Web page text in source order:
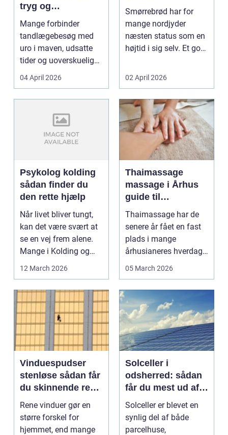
tryg og
professionel
tandpleje
Mange forbinder
tandlægebesøg med
uro i maven, udsatte
tider og uoverskuelige
priser. Samtidig ved
04 April 2026
Smørrebrød har for
mange nordjyder
næsten status som en
højtid i sig selv. Et godt
02 April 2026
Psykolog kolding
sådan finder du
den rette hjælp
Når livet bliver tungt,
kan det være svært at
se en vej frem alene.
Mange i Kolding og
omegn søger p...
12 March 2026
Thaimassage
massage i Århus
guide til
afslapning,
smidighed og
bedre velvære
Thaimassage har de
senere år fået en fast
plads i mange
århusianeres hverdag.
Flere bruger den både
05 March 2026
Vinduespudser
stenløse sådan får
du skinnende rene
ruder året rundt
Rene vinduer gør en
større forskel for
hjemmet, end mange
Solceller i
odsherred: sådan
får du mest ud af
solen
Solceller er blevet en
synlig del af både
parcelhuse,